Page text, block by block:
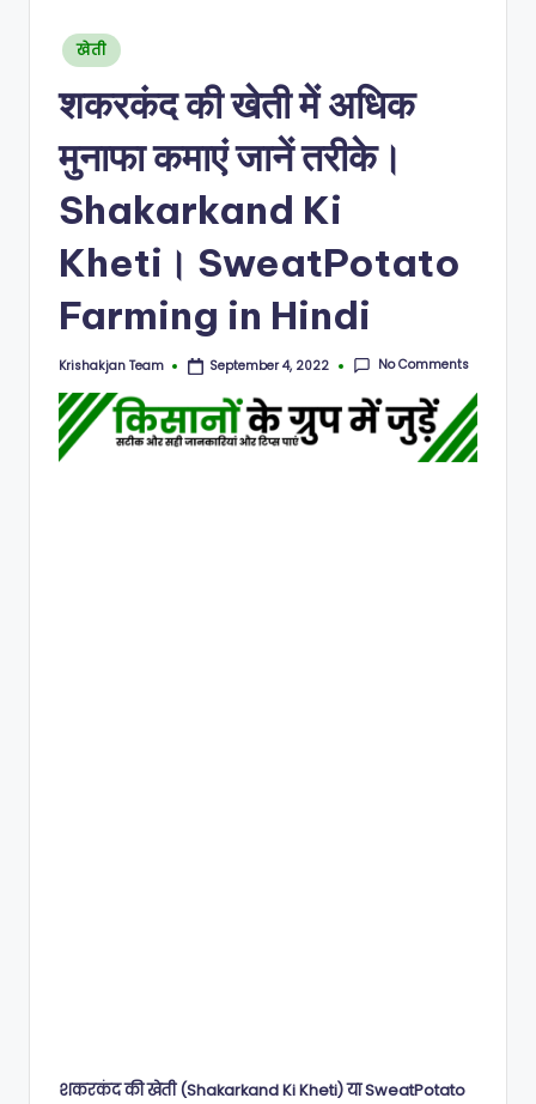
Posted
in
खेती
शकरकंद की खेती में अधिक
मुनाफा कमाएं जानें तरीके।
Shakarkand Ki
Kheti। SweatPotato
Farming in Hindi
Posted
Krishakjan Team September 4, 2022 No Comments
शकरकंद की खेती (Shakarkand Ki Kheti) या SweatPotato